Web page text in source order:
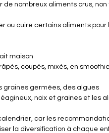
nombreux aliments crus,
ou cuire certains aliments
maison
coupés, mixés, en
graines germées, des algues
noix et graines et les
car les
la diversification à chaque